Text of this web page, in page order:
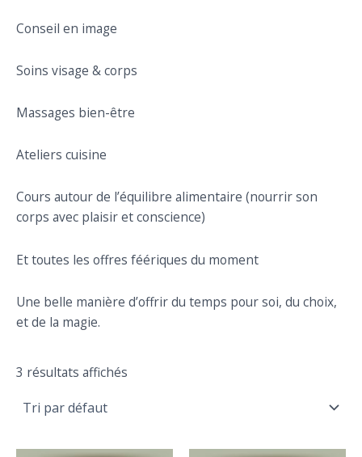
Conseil en image
Soins visage & corps
Massages bien-être
Ateliers cuisine
Cours autour de l’équilibre alimentaire (nourrir son
corps avec plaisir et conscience)
Et toutes les offres féériques du moment
Une belle manière d’offrir du temps pour soi, du choix,
et de la magie.
3 résultats affichés